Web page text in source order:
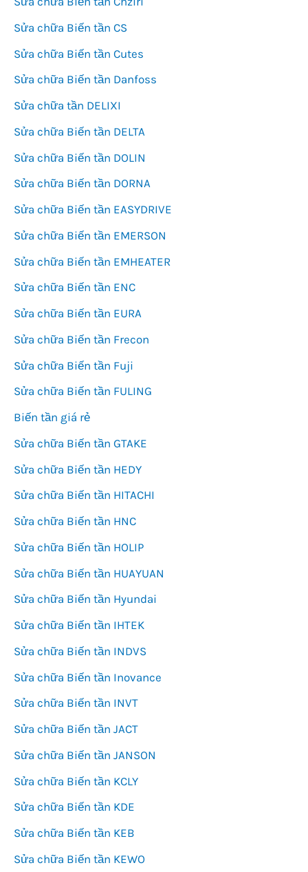
Sửa chữa Biến tần CS
Sửa chữa Biến tần Cutes
Sửa chữa Biến tần Danfoss
Sửa chữa tần DELIXI
Sửa chữa Biến tần DELTA
Sửa chữa Biến tần DOLIN
Sửa chữa Biến tần DORNA
Sửa chữa Biến tần EASYDRIVE
Sửa chữa Biến tần EMERSON
Sửa chữa Biến tần EMHEATER
Sửa chữa Biến tần ENC
Sửa chữa Biến tần EURA
Sửa chữa Biến tần Frecon
Sửa chữa Biến tần Fuji
Sửa chữa Biến tần FULING
Biến tần giá rẻ
Sửa chữa Biến tần GTAKE
Sửa chữa Biến tần HEDY
Sửa chữa Biến tần HITACHI
Sửa chữa Biến tần HNC
Sửa chữa Biến tần HOLIP
Sửa chữa Biến tần HUAYUAN
Sửa chữa Biến tần Hyundai
Sửa chữa Biến tần IHTEK
Sửa chữa Biến tần INDVS
Sửa chữa Biến tần Inovance
Sửa chữa Biến tần INVT
Sửa chữa Biến tần JACT
Sửa chữa Biến tần JANSON
Sửa chữa Biến tần KCLY
Sửa chữa Biến tần KDE
Sửa chữa Biến tần KEB
Sửa chữa Biến tần KEWO